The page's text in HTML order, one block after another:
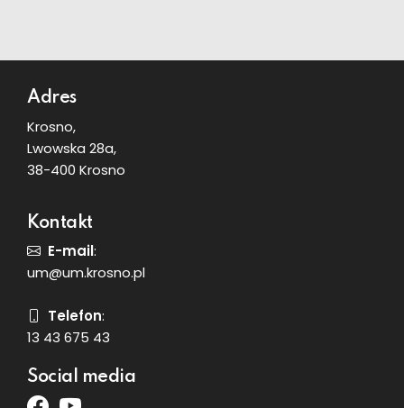
Adres
Krosno,
Lwowska 28a,
38-400 Krosno
Kontakt
E-mail:
um@um.krosno.pl
Telefon:
13 43 675 43
Social media